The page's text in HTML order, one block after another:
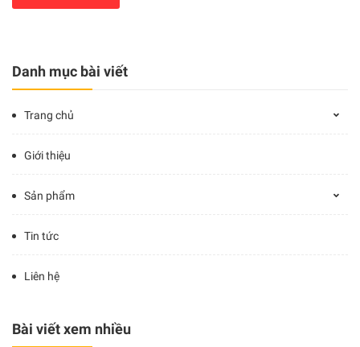
Danh mục bài viết
Trang chủ
Giới thiệu
Sản phẩm
Tin tức
Liên hệ
Bài viết xem nhiều